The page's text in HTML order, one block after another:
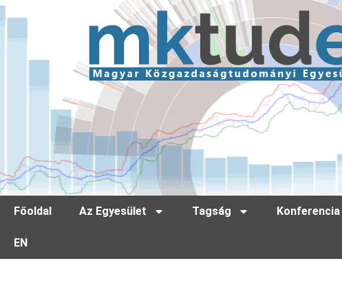
Főoldal Az Egyesület Tagság Konferencia
EN